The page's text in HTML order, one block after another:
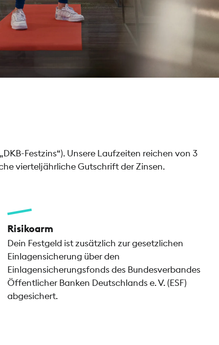
Festzins“). Unsere Laufzeiten reichen von 3
vierteljährliche Gutschrift der Zinsen.
Risikoarm
Dein Festgeld ist zusätzlich zur gesetzlichen
Einlagensicherung über den
Einlagensicherungsfonds des Bundesverbandes
Öffentlicher Banken Deutschlands e. V. (ESF)
abgesichert.